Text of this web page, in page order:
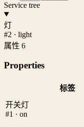
Service tree
灯
#2 · light
属性 6
Properties
标签
开关灯
#1 · on